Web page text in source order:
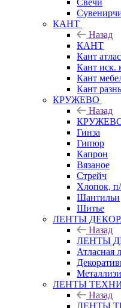
Свечи
КАНТ
Назад
КАНТ
Кант
Кант иск.
Кант
Кант
КРУЖЕВО
Назад
Гинза
Гипюр
Капрон
Вязаное
Стрейч
Хлопок,
Шантильи
Шитье
ЛЕНТЫ
Назад
ЛЕНТЫ
Атласная
ЛЕНТЫ
Назад
ЛЕНТЫ